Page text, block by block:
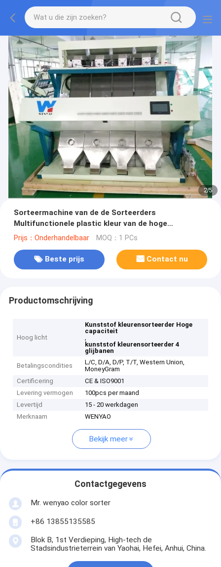
2/5
Sorteermachine van de de Sorteerders
Multifunctionele plastic kleur van de hoge
Capaciteits de Plastic Kleur
Prijs：Onderhandelbaar MOQ：1 PCs
Beste prijs Contact nu
Productomschrijving
Hoog licht
Kunststof kleurensorteerder Hoge
capaciteit
,
kunststof kleurensorteerder 4
glijbanen
Betalingscondities
L/C, D/A, D/P, T/T, Western Union,
MoneyGram
Certificering
CE & ISO9001
Levering vermogen
100pcs per maand
Levertijd
15 - 20 werkdagen
Merknaam
WENYAO
Bekijk meer
Contactgegevens
Mr. wenyao color sorter
+86 13855135585
Blok B, 1st Verdieping, High-tech de
Stadsindustrieterrein van Yaohai, Hefei, Anhui, China.